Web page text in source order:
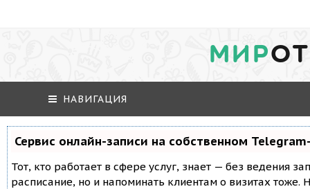
МИР
НАВИГАЦИЯ
Сервис онлайн-записи на собственном
Тот, кто работает в сфере услуг, знает — без ведения
расписание, но и напоминать клиентам о визитах